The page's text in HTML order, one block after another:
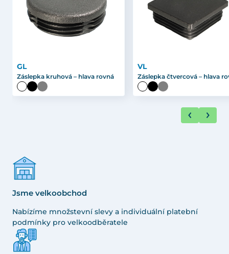
GL
Záslepka kruhová – hlava rovná
VL
Záslepka čtvercová – hlava
Jsme velkoobchod
Nabízíme množstevní slevy a individuální platební
podmínky pro velkoodběratele